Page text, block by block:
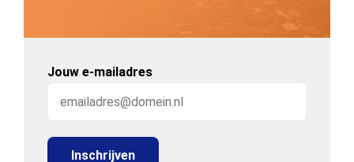
Jouw e-mailadres